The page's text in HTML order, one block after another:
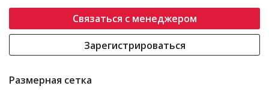
Связаться с менеджером
Зарегистрироваться
Размерная сетка